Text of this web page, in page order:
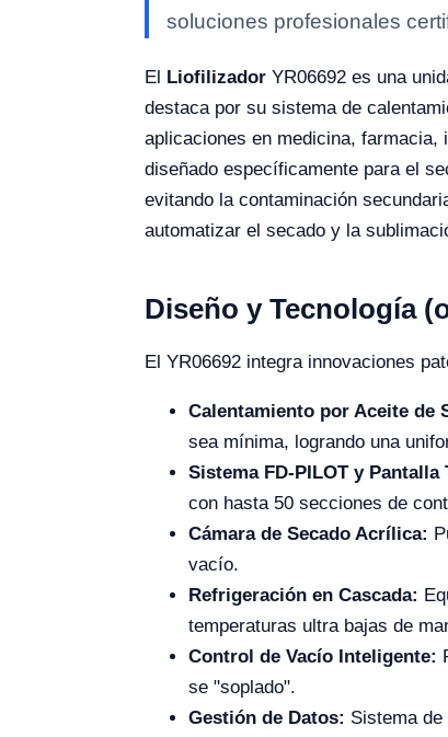
soluciones profesionales
El Liofilizador YR06692 es una
destaca por su sistema de
aplicaciones en medicina,
diseñado específicamente para el
evitando la contaminación
automatizar el secado y la
Diseño y Tecnología
El YR06692 integra innovaciones
Calentamiento por Aceite de
sea mínima, logrando una
Sistema FD-PILOT y Pantalla
con hasta 50 secciones de
Cámara de Secado Acrílica:
vacío.
Refrigeración en Cascada:
temperaturas ultra bajas de
Control de Vacío Inteligente:
se "soplado".
Gestión de Datos: Sistema